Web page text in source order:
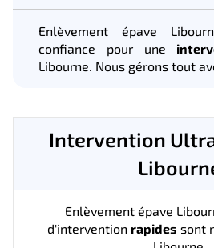
Enlèvement épave
confiance pour une
Libourne. Nous gérons tout
Intervention
Enlèvement épave
d'intervention rapides sont